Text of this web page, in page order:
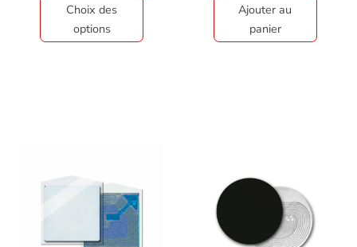
Choix des
options
Ajouter au
panier